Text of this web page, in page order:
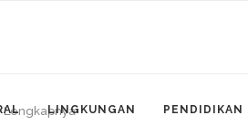
LINGKUNGAN PENDIDIKAN
Lengkapnya